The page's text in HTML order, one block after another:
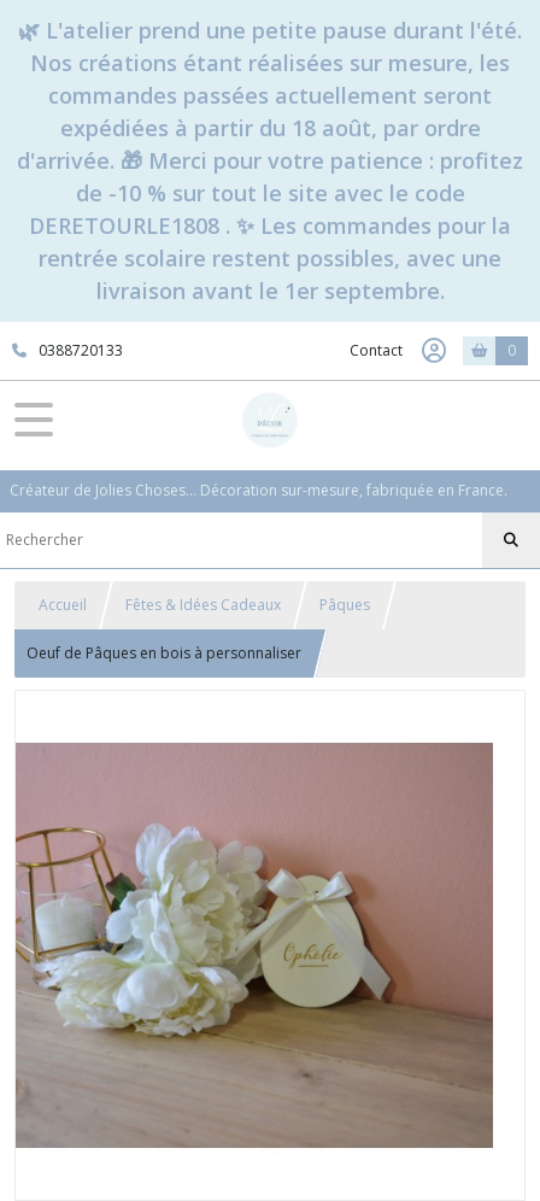
🌿 L'atelier prend une petite pause durant l'été.
Nos créations étant réalisées sur mesure, les
commandes passées actuellement seront
expédiées à partir du 18 août, par ordre
d'arrivée. 🎁 Merci pour votre patience : profitez
de -10 % sur tout le site avec le code
DERETOURLE1808 . ✨ Les commandes pour la
rentrée scolaire restent possibles, avec une
livraison avant le 1er septembre.
0388720133 Contact 0
Créateur de Jolies Choses... Décoration sur-mesure, fabriquée en France.
Accueil Fêtes & Idées Cadeaux Pâques
Oeuf de Pâques en bois à personnaliser